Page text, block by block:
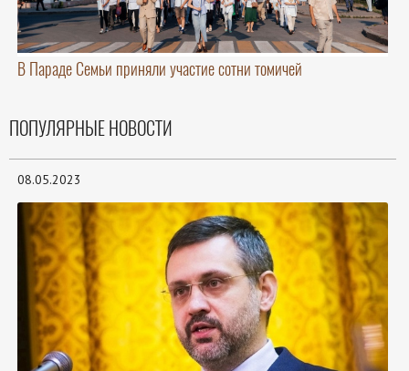
В Параде Семьи приняли участие сотни томичей
ПОПУЛЯРНЫЕ НОВОСТИ
08.05.2023